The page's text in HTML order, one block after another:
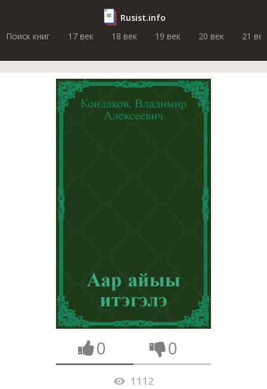
Rusist.info
Поиск книг
17 век 18 век 19 век 20 век 21 век
0 0
1112